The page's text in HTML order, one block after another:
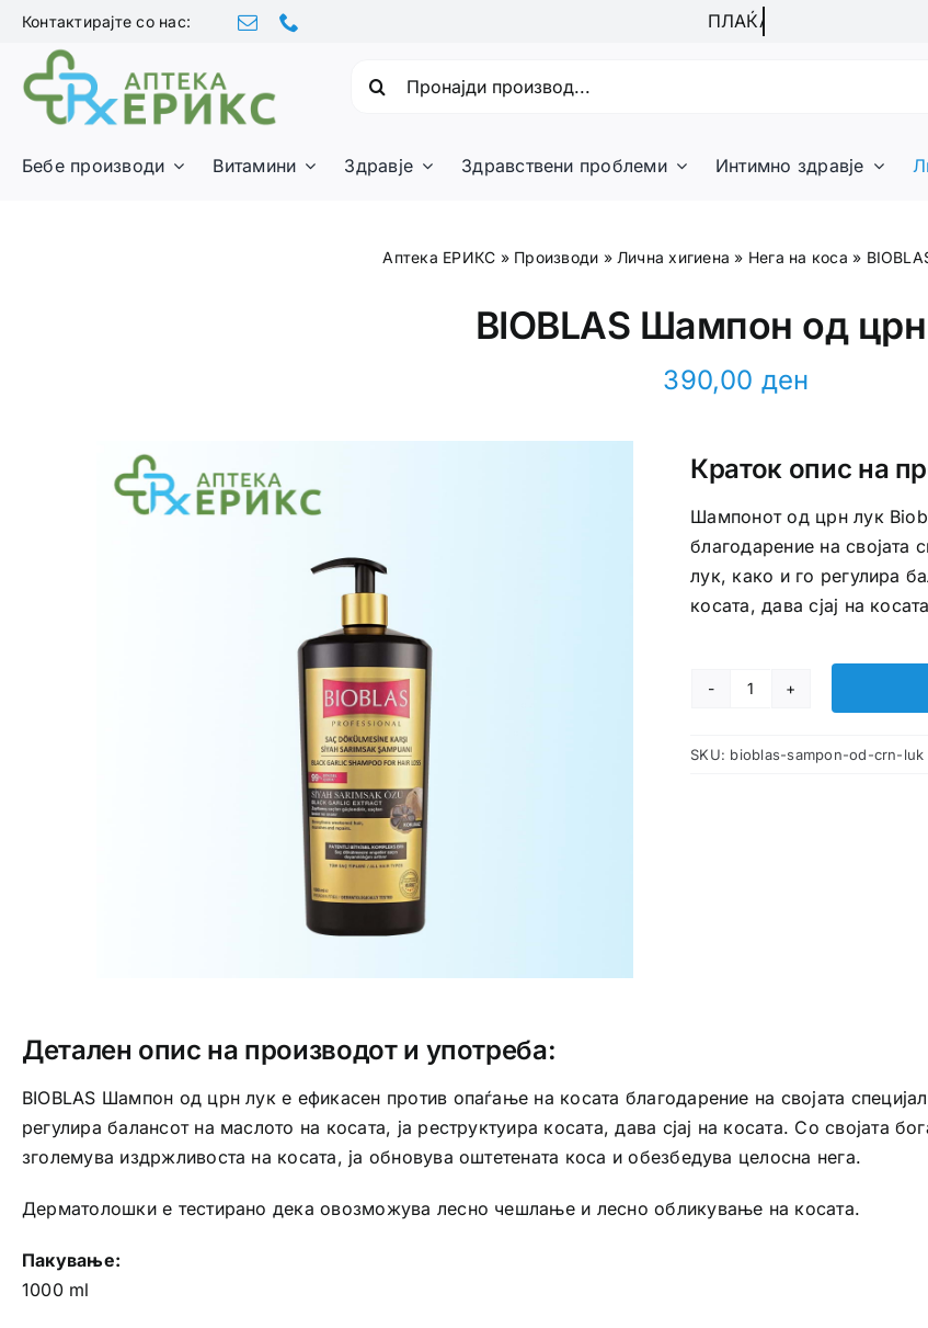
Skip
content
Контактирајте со нас:
Бебе производи Витамини Здравје Здравствени проблеми Интимно здравје
Аптека ЕРИКС » Производи » Лична хигиена » Нега на коса »
BIOBLAS Шампон од
390,00 ден
Краток опис на
Шампонот од црн лук
благодарение на својата
лук, како и го регулира
косата, дава сјај на
BIOBLAS
од
SKU: bioblas-sampon-od-crn-luk
Детален опис на производот и употреба:
BIOBLAS Шампон од црн лук е ефикасен против опаѓање на косата благодарение на својата
регулира балансот на маслото на косата, ја реструктуира косата, дава сјај на косата. Со својата
зголемува издржливоста на косата, ја обновува оштетената коса и обезбедува целосна нега.
Дерматолошки е тестирано дека овозможува лесно чешлање и лесно обликување на косата.
Пакување:
1000 ml